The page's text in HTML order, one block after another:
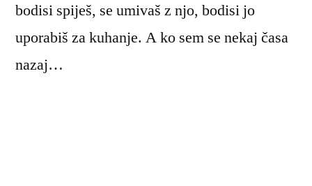
bodisi spiješ, se umivaš z njo, bodisi jo
uporabiš za kuhanje. A ko sem se nekaj časa
nazaj…